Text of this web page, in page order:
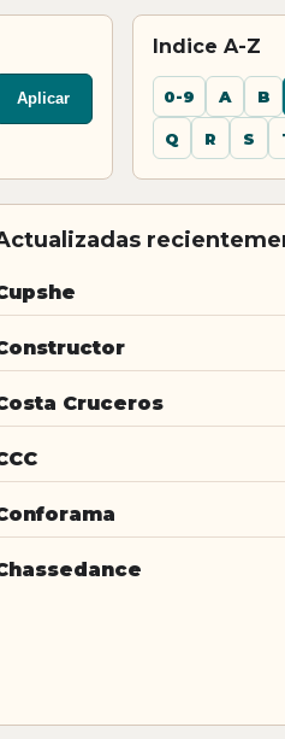
Aplicar
Indice A-Z
0-9 A B
Q R S
Cruceros